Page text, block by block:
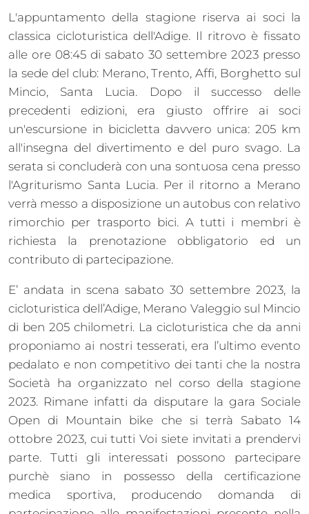
L'appuntamento della stagione riserva ai soci la
classica cicloturistica dell'Adige. Il ritrovo è fissato
alle ore 08:45 di sabato 30 settembre 2023 presso
la sede del club: Merano, Trento, Affi, Borghetto sul
Mincio, Santa Lucia. Dopo il successo delle
precedenti edizioni, era giusto offrire ai soci
un'escursione in bicicletta davvero unica: 205 km
all'insegna del divertimento e del puro svago. La
serata si concluderà con una sontuosa cena presso
l'Agriturismo Santa Lucia. Per il ritorno a Merano
verrà messo a disposizione un autobus con relativo
rimorchio per trasporto bici. A tutti i membri è
richiesta la prenotazione obbligatorio ed un
contributo di partecipazione.
E’ andata in scena sabato 30 settembre 2023, la
cicloturistica dell’Adige, Merano Valeggio sul Mincio
di ben 205 chilometri. La cicloturistica che da anni
proponiamo ai nostri tesserati, era l’ultimo evento
pedalato e non competitivo dei tanti che la nostra
Società ha organizzato nel corso della stagione
2023. Rimane infatti da disputare la gara Sociale
Open di Mountain bike che si terrà Sabato 14
ottobre 2023, cui tutti Voi siete invitati a prendervi
parte. Tutti gli interessati possono partecipare
purchè siano in possesso della certificazione
medica sportiva, producendo domanda di